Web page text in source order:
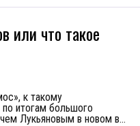
или что такое
к такому
итогам большого
Лукьяновым в новом в...